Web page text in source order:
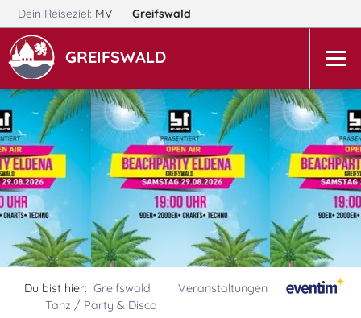
Dein Reiseziel: MV Greifswald
GREIFSWALD
Du bist hier: Greifswald
Veranstaltungen
Tanz / Party & Disco